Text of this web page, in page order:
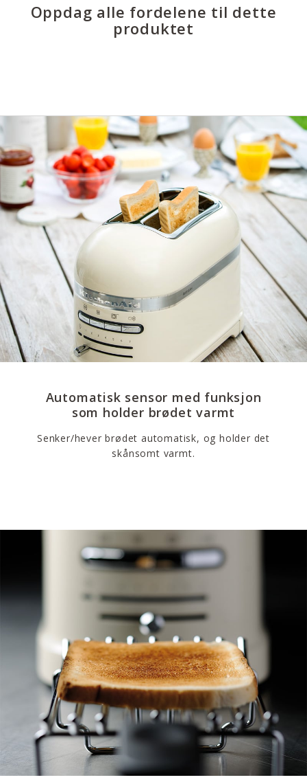
Oppdag alle fordelene til dette
produktet
Automatisk sensor med funksjon
som holder brødet varmt
Senker/hever brødet automatisk, og holder det
skånsomt varmt.